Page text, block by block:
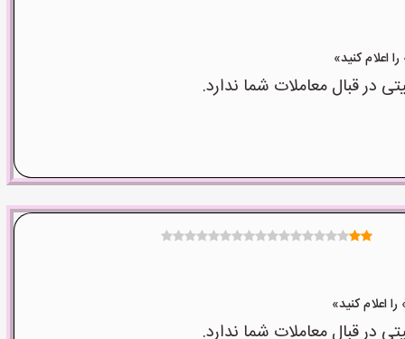
قبال معاملات شما ندارد.
قبال معاملات شما ندارد.